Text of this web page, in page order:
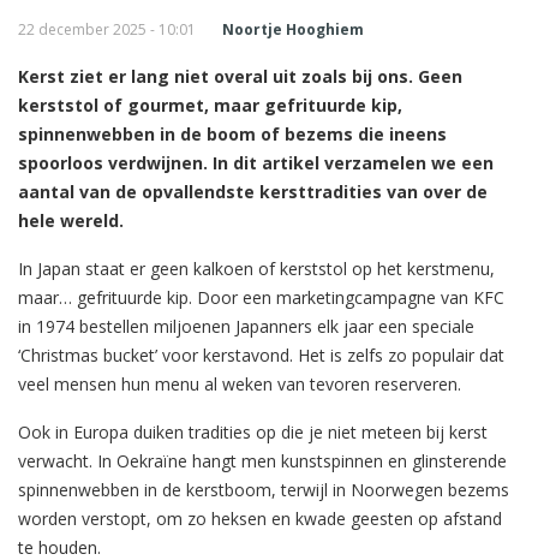
22 december 2025 - 10:01 Noortje Hooghiem
Kerst ziet er lang niet overal uit zoals bij ons. Geen
kerststol of gourmet, maar gefrituurde kip,
spinnenwebben in de boom of bezems die ineens
spoorloos verdwijnen. In dit artikel verzamelen we een
aantal van de opvallendste kersttradities van over de
hele wereld.
In Japan staat er geen kalkoen of kerststol op het kerstmenu,
maar… gefrituurde kip. Door een marketingcampagne van KFC
in 1974 bestellen miljoenen Japanners elk jaar een speciale
‘Christmas bucket’ voor kerstavond. Het is zelfs zo populair dat
veel mensen hun menu al weken van tevoren reserveren.
Ook in Europa duiken tradities op die je niet meteen bij kerst
verwacht. In Oekraïne hangt men kunstspinnen en glinsterende
spinnenwebben in de kerstboom, terwijl in Noorwegen bezems
worden verstopt, om zo heksen en kwade geesten op afstand
te houden.